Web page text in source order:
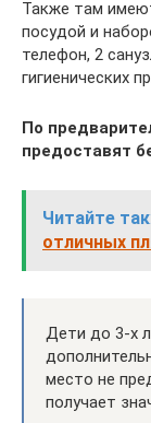
Также там
посудой и
телефон, 2
гигиенических
По
предоставят
Читайте
отличных
Дети до 3-х
место не
получает